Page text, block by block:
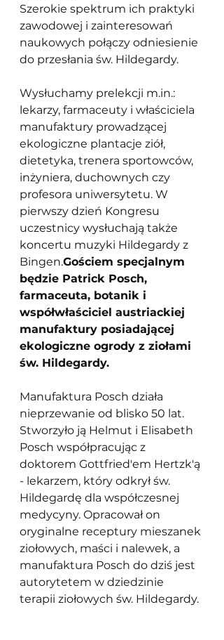
Szerokie spektrum ich praktyki
zawodowej i zainteresowań
naukowych połączy odniesienie
do przesłania św. Hildegardy.
Wysłuchamy prelekcji m.in.:
lekarzy, farmaceuty i właściciela
manufaktury prowadzącej
ekologiczne plantacje ziół,
dietetyka, trenera sportowców,
inżyniera, duchownych czy
profesora uniwersytetu. W
pierwszy dzień Kongresu
uczestnicy wysłuchają także
koncertu muzyki Hildegardy z
Bingen.Gościem specjalnym
będzie Patrick Posch,
farmaceuta, botanik i
współwłaściciel austriackiej
manufaktury posiadającej
ekologiczne ogrody z ziołami
św. Hildegardy.
Manufaktura Posch działa
nieprzewanie od blisko 50 lat.
Stworzyło ją Helmut i Elisabeth
Posch współpracując z
doktorem Gottfried'em Hertzk'ą
- lekarzem, który odkrył św.
Hildegardę dla współczesnej
medycyny. Opracował on
oryginalne receptury mieszanek
ziołowych, maści i nalewek, a
manufaktura Posch do dziś jest
autorytetem w dziedzinie
terapii ziołowych św. Hildegardy.